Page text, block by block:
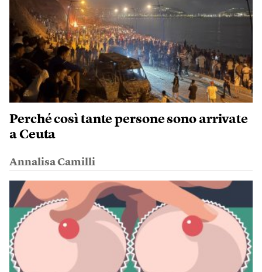
Perché così tante persone sono arrivate
a Ceuta
Annalisa Camilli